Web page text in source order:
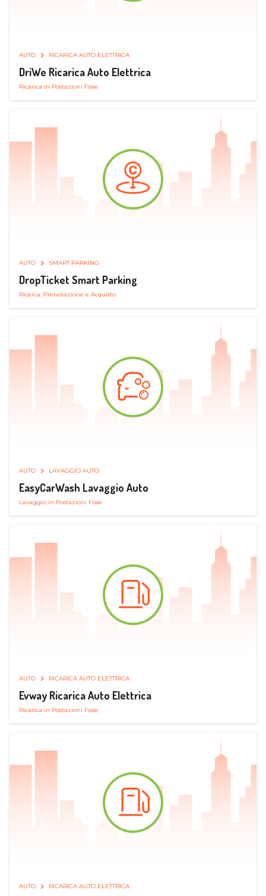
AUTO RICARICA AUTO ELETTRICA
DriWe Ricarica Auto Elettrica
Ricarica in Postazioni Fisse
AUTO SMART PARKING
DropTicket Smart Parking
Ricerca, Prenotazione e Acquisto
AUTO LAVAGGIO AUTO
EasyCarWash Lavaggio Auto
Lavaggio in Postazioni Fisse
AUTO RICARICA AUTO ELETTRICA
Evway Ricarica Auto Elettrica
Ricarica in Postazioni Fisse
AUTO RICARICA AUTO ELETTRICA